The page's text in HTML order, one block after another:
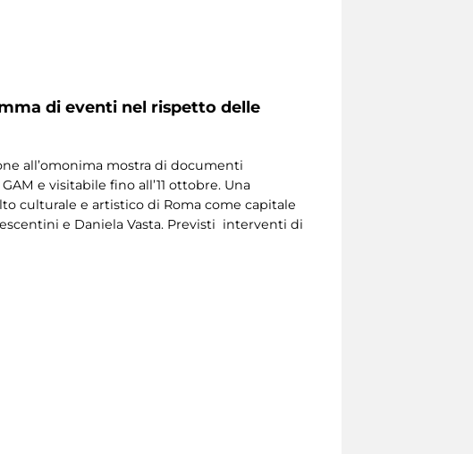
di eventi nel rispetto delle
all’omonima mostra di documenti
e visitabile fino all’11 ottobre. Una
culturale e artistico di Roma come capitale
e Daniela Vasta. Previsti interventi di